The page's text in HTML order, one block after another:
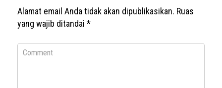
Alamat email Anda tidak akan dipublikasikan. Ruas
yang wajib ditandai *